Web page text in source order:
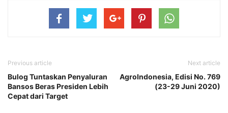
Previous article
Bulog Tuntaskan Penyaluran
Bansos Beras Presiden Lebih
Cepat dari Target
Next article
AgroIndonesia, Edisi No. 769
(23-29 Juni 2020)